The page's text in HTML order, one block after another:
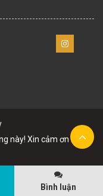
này! Xin cảm ơn !
Bình luận